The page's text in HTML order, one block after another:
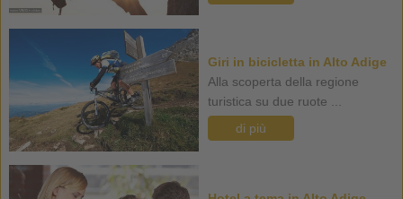
Giri in bicicletta in Alto Adige
Alla scoperta della regione
turistica su due ruote ...
di più